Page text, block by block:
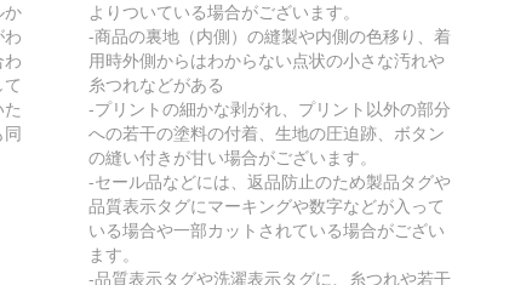
か
よりついている場合がございます。
-商品の裏地（内側）の縫製や内側の色移り、着
用時外側からはわからない点状の小さな汚れや
糸つれなどがある
-プリントの細かな剥がれ、プリント以外の部分
への若干の塗料の付着、生地の圧迫跡、ボタン
の縫い付きが甘い場合がございます。
-セール品などには、返品防止のため製品タグや
品質表示タグにマーキングや数字などが入って
いる場合や一部カットされている場合がござい
ます。
-品質表示タグや洗濯表示タグに、糸つれや若干